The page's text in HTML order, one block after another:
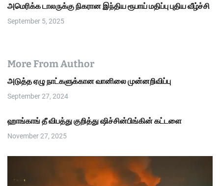
அமெரிக்க டாலருக்கு நிகரான இந்திய ரூபாய் மதிப்பு புதிய வீழ்ச்சி
September 5, 2025
More From Author
அடுத்த ஏழு நாட்களுக்கான வானிலை முன்னறிவிப்பு
September 27, 2024
ஹாங்காங் தீ விபத்து குறித்து ஷிச்சின்பிங்கின் கட்டளை
November 27, 2025